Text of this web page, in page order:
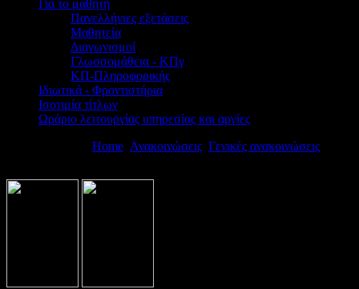
Για το μαθητή
Πανελλήνιες εξετάσεις
Μαθητεία
Διαγωνισμοί
Γλωσσομάθεια - ΚΠγ
ΚΠ-Πληροφορικής
Ιδιωτικά - Φροντιστήρια
Ισοτιμία τίτλων
Ωράριο λειτουργίας υπηρεσίας και αργίες
Home Ανακοινώσεις Γενικές ανακοινώσεις